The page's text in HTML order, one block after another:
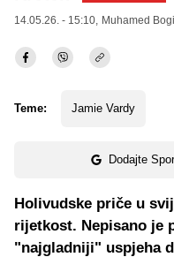
14.05.26. - 15:10, Muhamed
Teme: Jamie Vardy
Dodajte
Holivudske priče u
rijetkost. Nepisano je
"najgladniji" uspjeha